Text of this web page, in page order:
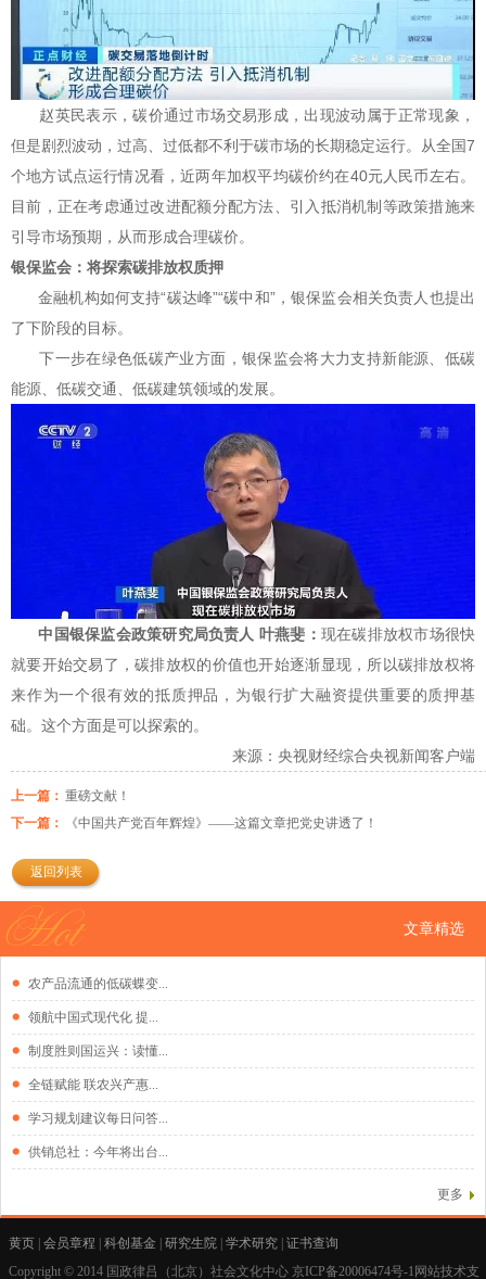
赵英民表示，碳价通过市场交易形成，出现波动属于正常现象，
但是剧烈波动，过高、过低都不利于碳市场的长期稳定运行。从全国7
个地方试点运行情况看，近两年加权平均碳价约在40元人民币左右。
目前，正在考虑通过改进配额分配方法、引入抵消机制等政策措施来
引导市场预期，从而形成合理碳价。
银保监会：将探索碳排放权质押
金融机构如何支持“碳达峰”“碳中和”，银保监会相关负责人也提出
了下阶段的目标。
下一步在绿色低碳产业方面，银保监会将大力支持新能源、低碳
能源、低碳交通、低碳建筑领域的发展。
中国银保监会政策研究局负责人 叶燕斐： 现在碳排放权市场很快
就要开始交易了，碳排放权的价值也开始逐渐显现，所以碳排放权将
来作为一个很有效的抵质押品，为银行扩大融资提供重要的质押基
础。这个方面是可以探索的。
来源：央视财经综合央视新闻客户端
上一篇： 重磅文献！
下一篇：
《中国共产党百年辉煌》——这篇文章把党史讲透了！
返回列表
文章精选
农产品流通的低碳蝶变...
领航中国式现代化 提...
制度胜则国运兴：读懂...
全链赋能 联农兴产惠...
学习规划建议每日问答...
供销总社：今年将出台...
更多
黄页 会员章程 科创基金 研究生院 学术研究 证书查询
Copyright © 2014 国政律吕（北京）社会文化中心 京ICP备20006474号-1网站技术支